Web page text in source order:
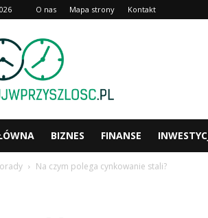
O nas Mapa strony Kontakt
BIZNES FINANSE
Na czym polega cynkowanie stali?